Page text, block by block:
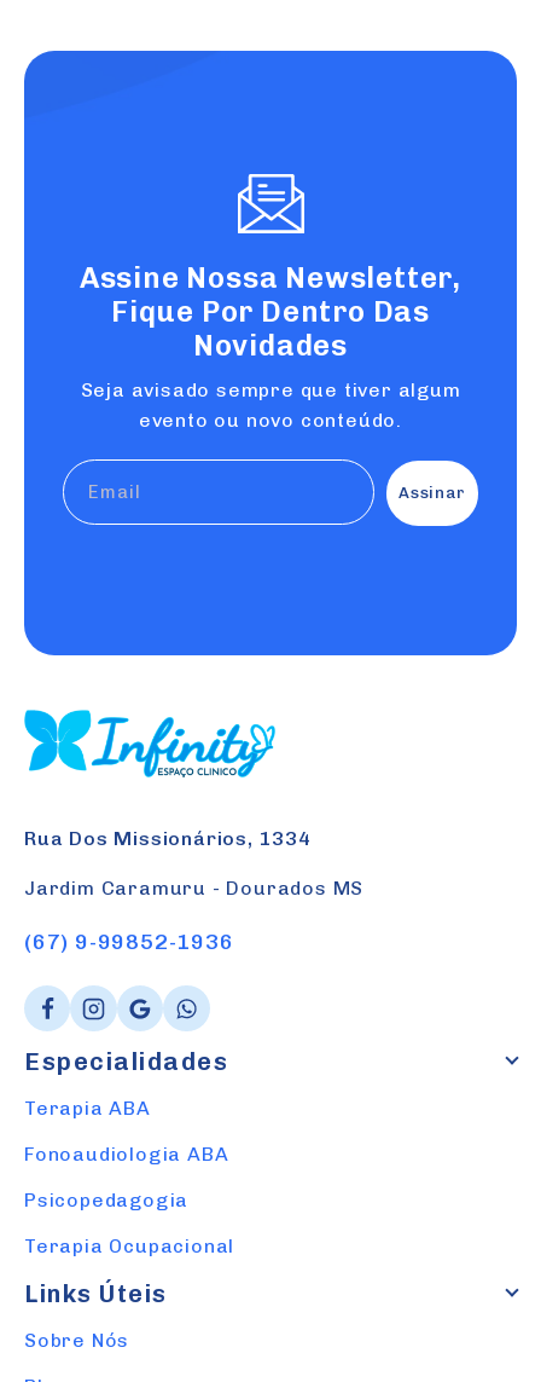
Assine Nossa Newsletter,
Fique Por Dentro Das
Novidades
Seja avisado sempre que tiver algum
evento ou novo conteúdo.
Rua Dos Missionários, 1334
Jardim Caramuru - Dourados MS
(67) 9-99852-1936
Especialidades
Terapia ABA
Fonoaudiologia ABA
Psicopedagogia
Terapia Ocupacional
Links Úteis
Sobre Nós